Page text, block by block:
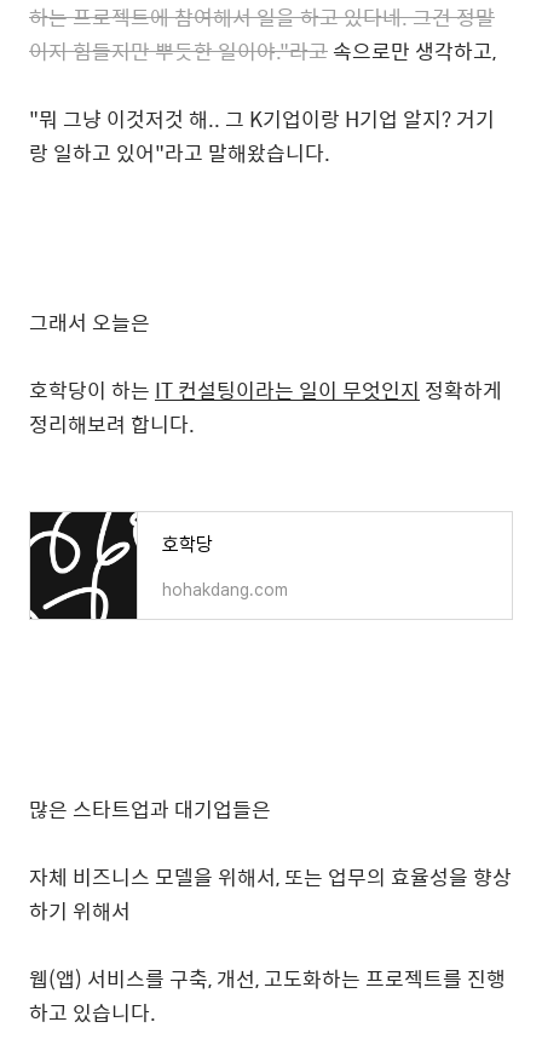
하는 프로젝트에 참여해서 일을 하고 있다네. 그건 정말
이지 힘들지만 뿌듯한 일이야."라고속으로만 생각하고,
"뭐 그냥 이것저것 해.. 그 K기업이랑 H기업 알지? 거기
랑 일하고 있어"라고 말해왔습니다.
그래서 오늘은
호학당이 하는 IT 컨설팅이라는 일이 무엇인지 정확하게
정리해보려 합니다.
호학당
hohakdang.com
많은 스타트업과 대기업들은
자체 비즈니스 모델을 위해서, 또는 업무의 효율성을 향상
하기 위해서
웹(앱) 서비스를 구축, 개선, 고도화하는 프로젝트를 진행
하고 있습니다.